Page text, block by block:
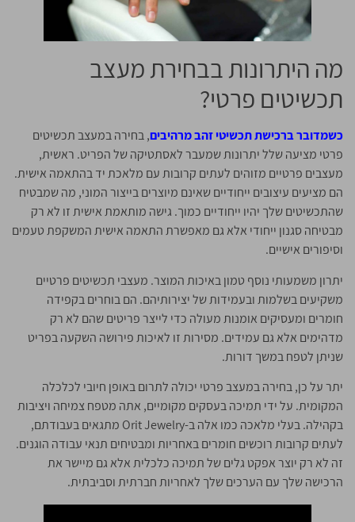
מה היתרונות בבחירת מעצב
תכשיטים פרטי?
כשמדובר ברכישת תכשיטי זהב מרהיבים, בחירה במעצב תכשיטים
פרטי מציעה שלל יתרונות שמעבר לאסתטיקה של הפריט. ראשית,
מעצבים פרטיים מזוהים לעתים קרובות עם מלאכת יד בהתאמה אישית.
הם מציעים עיצובים ייחודיים שאינם מיוצרים בייצור המוני, מה שמבטיח
שהתכשיטים שלך יהיו ייחודיים כמוך. גישה מותאמת אישית זו לא רק
מבטיחה סגנון ייחודי אלא גם מאפשרת התאמה אישית המשקפת טעמים
וסיפורים אישיים.
יתרון משמעותי נוסף טמון באיכות המוצר. מעצבי תכשיטים פרטיים
משקיעים בשלמות ובעמידות של יצירותיהם. הם בוחרים בקפידה
חומרים ומעסיקים אומנות מעולה כדי לייצר פריטים שהם לא רק
מדהימים אלא גם עמידים. מסירות זו לאיכות פירושה השקעה בפריט
שניתן לטפח במשך דורות.
יתר על כן, בחירה במעצב פרטי יכולה לתרום באופן חיובי לכלכלה
המקומית. על ידי תמיכה בעסקים מקומיים, אתה מטפח צמיחה ויציבות
בקהילה. בעלי מלאכה כמו אלה ב-Orit Jewelry מתגאים בעבודתם,
לעתים קרובות רוכשים חומרים באחריות ומבטיחים תנאי עבודה הוגנים.
זה לא רק יוצר אפקט גלים של תמיכה כלכלית אלא גם מיישר את
הרכישה שלך עם הערכים שלך לאחריות חברתית וסביבתית.